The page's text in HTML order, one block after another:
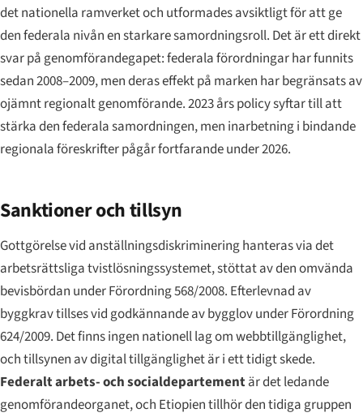
det nationella ramverket och utformades avsiktligt för att ge
den federala nivån en starkare samordningsroll. Det är ett direkt
svar på genomförandegapet: federala förordningar har funnits
sedan 2008–2009, men deras effekt på marken har begränsats av
ojämnt regionalt genomförande. 2023 års policy syftar till att
stärka den federala samordningen, men inarbetning i bindande
regionala föreskrifter pågår fortfarande under 2026.
Sanktioner och tillsyn
Gottgörelse vid anställningsdiskriminering hanteras via det
arbetsrättsliga tvistlösningssystemet, stöttat av den omvända
bevisbördan under Förordning 568/2008. Efterlevnad av
byggkrav tillses vid godkännande av bygglov under Förordning
624/2009. Det finns ingen nationell lag om webbtillgänglighet,
och tillsynen av digital tillgänglighet är i ett tidigt skede.
Federalt arbets- och socialdepartementär det ledande
genomförandeorganet, och Etiopien tillhör den tidiga gruppen